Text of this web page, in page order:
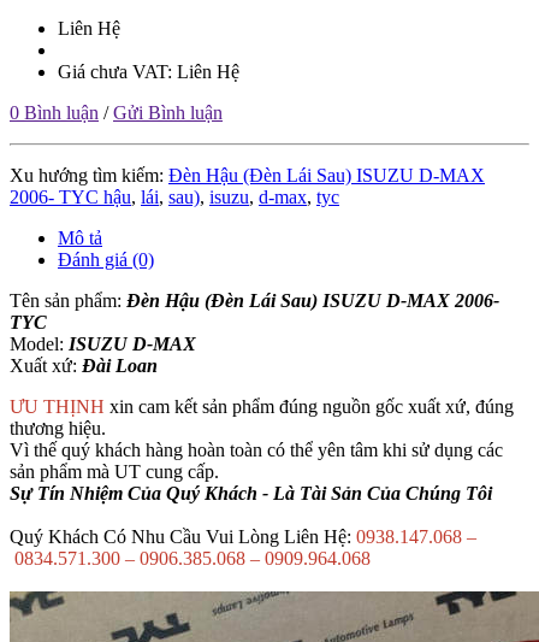
Liên Hệ
Giá chưa VAT: Liên Hệ
0 Bình luận /Gửi Bình luận
Xu hướng tìm kiếm: Đèn Hậu (Đèn Lái Sau) ISUZU D-MAX
2006- TYC hậu, lái, sau), isuzu, d-max, tyc
Mô tả
Đánh giá (0)
Tên sản phẩm: Đèn Hậu (Đèn Lái Sau) ISUZU D-MAX 2006-
TYC
Model: ISUZU D-MAX
Xuất xứ: Đài Loan
ƯU THỊNH xin cam kết sản phẩm đúng nguồn gốc xuất xứ, đúng
thương hiệu.
Vì thế quý khách hàng hoàn toàn có thể yên tâm khi sử dụng các
sản phẩm mà UT cung cấp.
Sự Tín Nhiệm Của Quý Khách - Là Tài Sản Của Chúng Tôi
Quý Khách Có Nhu Cầu Vui Lòng Liên Hệ: 0938.147.068 –
0834.571.300 – 0906.385.068 – 0909.964.068